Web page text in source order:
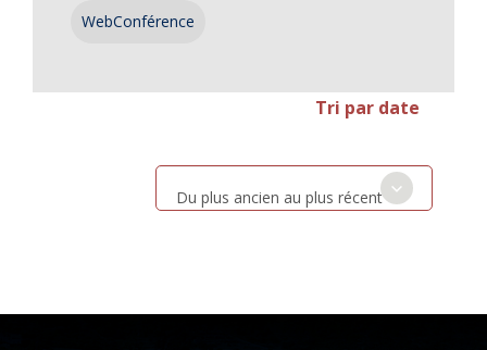
WebConférence
Tri par date
Du plus ancien au plus récent